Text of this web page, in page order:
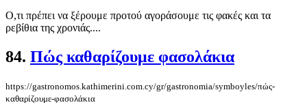
Ο,τι πρέπει να ξέρουμε προτού αγοράσουμε τις φακές και τα
ρεβίθια της χρονιάς....
84. Πώς καθαρίζουμε φασολάκια
https://gastronomos.kathimerini.com.cy/gr/gastronomia/symboyles/πώς-
καθαρίζουμε-φασολάκια